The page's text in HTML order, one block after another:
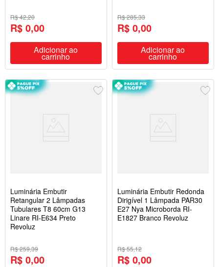
R$ 42,20
R$ 0,00
Adicionar ao
carrinho
R$ 285,33
R$ 0,00
Adicionar ao
carrinho
Luminária Embutir
Retangular 2 Lâmpadas
Tubulares T8 60cm G13
Linare RI-E634 Preto
Revoluz
R$ 259,39
R$ 0,00
Luminária Embutir Redonda
Dirigível 1 Lâmpada PAR30
E27 Nya Microborda RI-
E1827 Branco Revoluz
R$ 55,12
R$ 0,00